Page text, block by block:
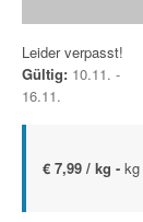
Leider verpasst!
Gültig: 10.11. -
16.11.
€ 7,99 / kg - kg